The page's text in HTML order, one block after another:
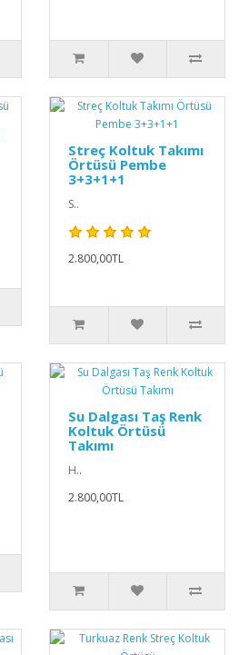
Streç Koltuk Takımı
Örtüsü Pembe
3+3+1+1
S..
2.800,00TL
Su Dalgası Taş Renk
Koltuk Örtüsü
Takımı
H..
2.800,00TL